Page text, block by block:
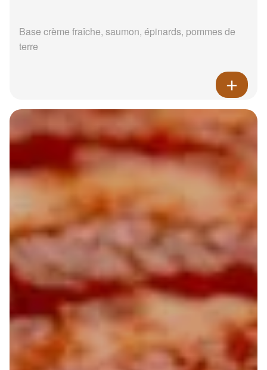
Base crème fraîche, saumon, épinards, pommes de
terre